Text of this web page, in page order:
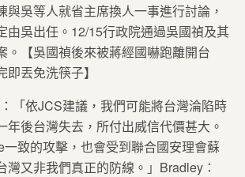
與吳等人就省主席換人一事進行討論，
由吳出任。12/15行政院通過吳國禎及其
。【吳國禎後來被蔣經國嚇跑離開台
丟免洗筷子】
「依JCS建議，我們可能將台灣淪陷時
年後台灣失去，所付出威信代價甚大。
致的攻擊，也會受到聯合國安理會蘇
灣又非我們真正的防線。」Bradley：